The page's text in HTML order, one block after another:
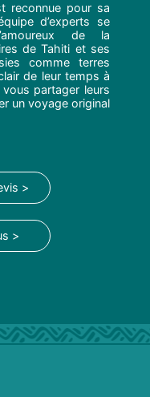
reconnue pour sa
d’experts se
de la
de Tahiti et ses
comme terres
de leur temps à
partager leurs
un voyage original
>
>